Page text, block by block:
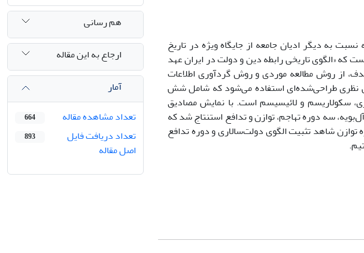
به دیگر ادیان جامعه از جایگاه ویژه در تاریخ
که «الگوی تاریخی رابطه دین و دولت در ایران عهد
از روش مطالعه موردی و روش گردآوری اطلاعات
نظری طراحی‌شده‌ای استفاده می‌شود که شامل شش
سکولاریسم و لائیسیسم است. با نمایش مصادیق
سه دوره تهاجم، توازن و تدافع استنتاج شد که
شاهد تثبیت الگوی دولت‌سالاری و دوره تدافع
هم رسانی
ارجاع به این مقاله
آمار
تعداد مشاهده مقاله
664
تعداد دریافت فایل
اصل مقاله
893